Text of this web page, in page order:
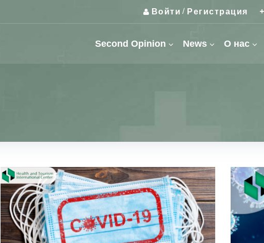
Войти / Регистрация
Second Opinion News О нас